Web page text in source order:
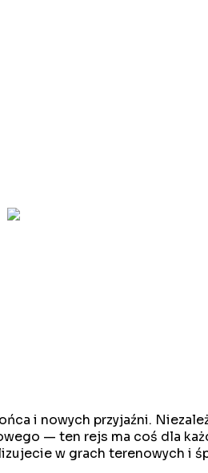
i nowych przyjaźni.
— ten rejs ma coś dla
w grach terenowych i